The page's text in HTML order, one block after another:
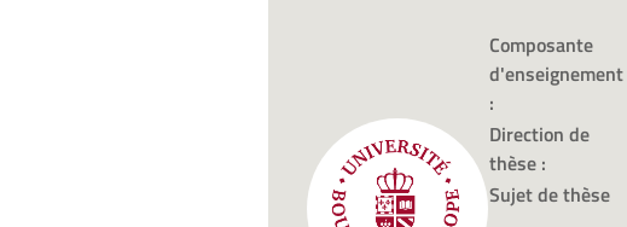
Composante
d'enseignement
:
Direction de
thèse :
Sujet de thèse